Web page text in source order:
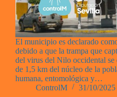
El municipio es declarado
debido a que la trampa que
del virus del Nilo occidental se
de 1,5 km del núcleo de la
humana, entomológica y…
ControlM
31/10/2025